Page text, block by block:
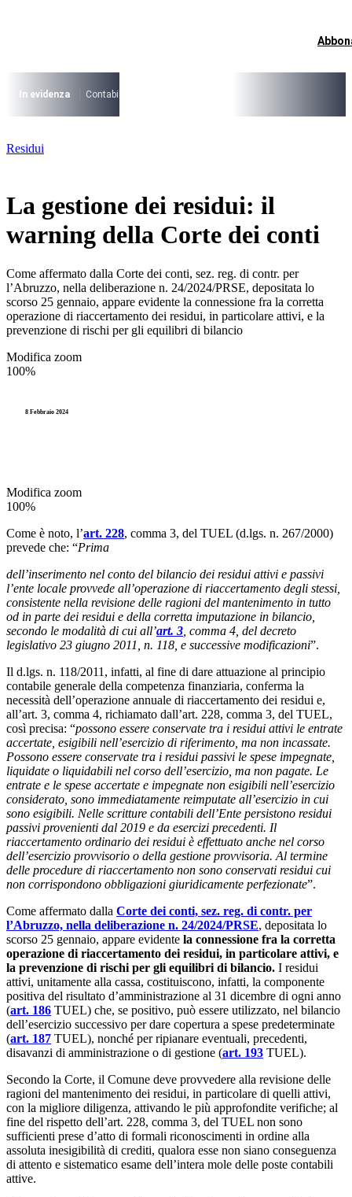
I più cercati
Lorem ipsum dolor sit amet consectetur
In evidenza Contabilità Accrual
Lorem ipsum dolor sit amet consectetur
Residui
La gestione dei residui: il
warning della Corte dei conti
Come affermato dalla Corte dei conti, sez. reg. di contr. per
l’Abruzzo, nella deliberazione n. 24/2024/PRSE, depositata lo
scorso 25 gennaio, appare evidente la connessione fra la corretta
operazione di riaccertamento dei residui, in particolare attivi, e la
prevenzione di rischi per gli equilibri di bilancio
Modifica zoom
100%
8 Febbraio 2024
Modifica zoom
100%
Come è noto, l’art. 228, comma 3, del TUEL (d.lgs. n. 267/2000)
prevede che: “Prima
dell’inserimento nel conto del bilancio dei residui attivi e passivi
l’ente locale provvede all’operazione di riaccertamento degli stessi,
consistente nella revisione delle ragioni del mantenimento in tutto
od in parte dei residui e della corretta imputazione in bilancio,
secondo le modalità di cui all’art. 3 , comma 4, del decreto
legislativo 23 giugno 2011, n. 118, e successive modificazioni”.
Il d.lgs. n. 118/2011, infatti, al fine di dare attuazione al principio
contabile generale della competenza finanziaria, conferma la
necessità dell’operazione annuale di riaccertamento dei residui e,
all’art. 3, comma 4, richiamato dall’art. 228, comma 3, del TUEL,
così precisa: “possono essere conservate tra i residui attivi le entrate
accertate, esigibili nell’esercizio di riferimento, ma non incassate.
Possono essere conservate tra i residui passivi le spese impegnate,
liquidate o liquidabili nel corso dell’esercizio, ma non pagate. Le
entrate e le spese accertate e impegnate non esigibili nell’esercizio
considerato, sono immediatamente reimputate all’esercizio in cui
sono esigibili. Nelle scritture contabili dell’Ente persistono residui
passivi provenienti dal 2019 e da esercizi precedenti. Il
riaccertamento ordinario dei residui è effettuato anche nel corso
dell’esercizio provvisorio o della gestione provvisoria. Al termine
delle procedure di riaccertamento non sono conservati residui cui
non corrispondono obbligazioni giuridicamente perfezionate”.
Come affermato dalla Corte dei conti, sez. reg. di contr. per
l’Abruzzo, nella deliberazione n. 24/2024/PRSE, depositata lo
scorso 25 gennaio, appare evidente la connessione fra la corretta
operazione di riaccertamento dei residui, in particolare attivi, e
la prevenzione di rischi per gli equilibri di bilancio. I residui
attivi, unitamente alla cassa, costituiscono, infatti, la componente
positiva del risultato d’amministrazione al 31 dicembre di ogni anno
(art. 186 TUEL) che, se positivo, può essere utilizzato, nel bilancio
dell’esercizio successivo per dare copertura a spese predeterminate
(art. 187 TUEL), nonché per ripianare eventuali, precedenti,
disavanzi di amministrazione o di gestione (art. 193 TUEL).
Secondo la Corte, il Comune deve provvedere alla revisione delle
ragioni del mantenimento dei residui, in particolare di quelli attivi,
con la migliore diligenza, attivando le più approfondite verifiche; al
fine del rispetto dell’art. 228, comma 3, del TUEL non sono
sufficienti prese d’atto di formali riconoscimenti in ordine alla
assoluta inesigibilità di crediti, qualora esse non siano conseguenza
di attento e sistematico esame dell’intera mole delle poste contabili
attive.